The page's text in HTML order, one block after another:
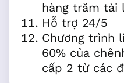
hàng trăm tài
Hỗ trợ 24/5
Chương trình
60% của
cấp 2 từ các